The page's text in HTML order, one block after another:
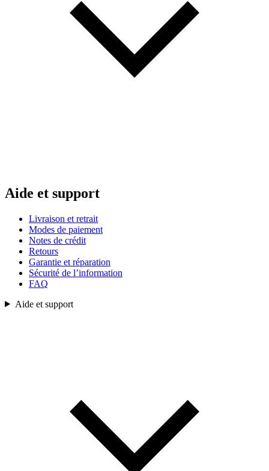
Aide et support
Livraison et retrait
Modes de paiement
Notes de crédit
Retours
Garantie et réparation
Sécurité de l’information
FAQ
Aide et support